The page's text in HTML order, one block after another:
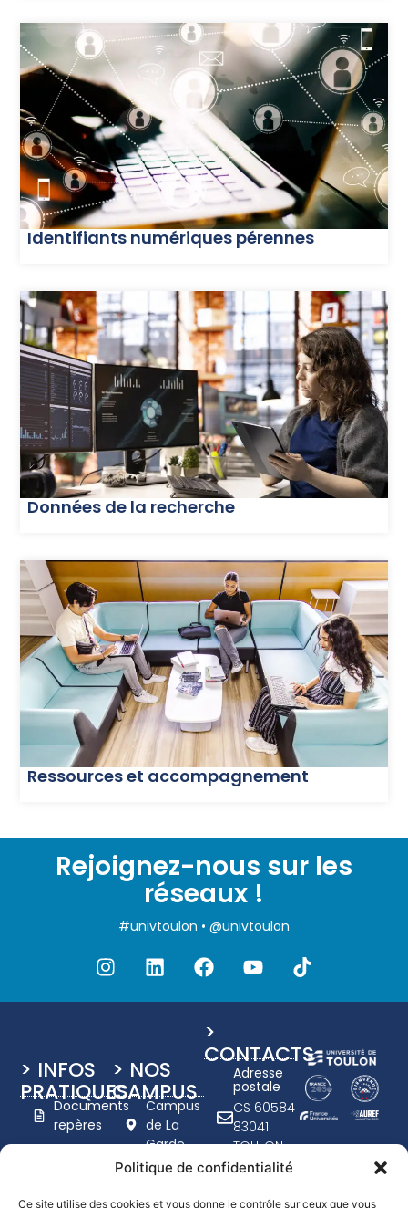
Politique de confidentialité
Ce site utilise des cookies et vous donne le contrôle sur ceux que vous
Identifiants numériques pérennes
Données de la recherche
Ressources et accompagnement
Rejoignez-nous sur les
réseaux !
#univtoulon • @univtoulon
>
CONTACTS
Adresse
postale
CS 60584
83041
TOULON
CEDEX 9
94 14 20
> NOS
CAMPUS
Campus
de La
Garde
Campus
- Porte
> INFOS
PRATIQUES
Documents
repères
graphique